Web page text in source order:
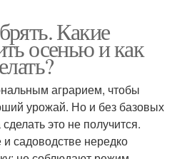
Какие
осенью и как
аграрием, чтобы
урожай. Но и без базовых
это не получится.
садоводстве нередко